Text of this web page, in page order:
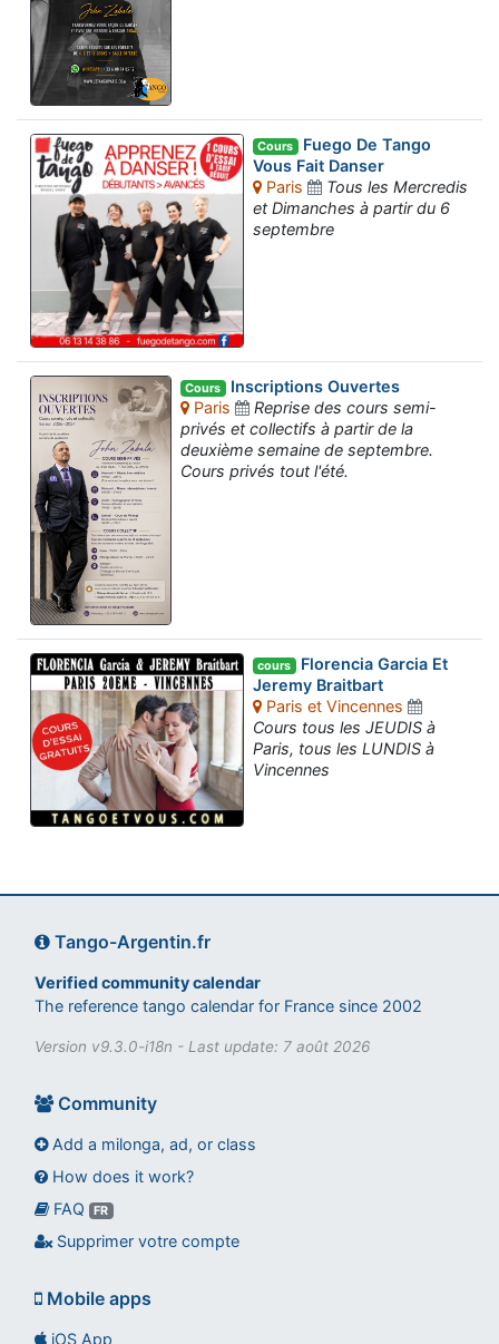
Cours Fuego De Tango
Vous Fait Danser
Paris
Tous les Mercredis
et Dimanches à partir du 6
septembre
Cours Inscriptions Ouvertes
Paris
Reprise des cours semi-
privés et collectifs à partir de la
deuxième semaine de septembre.
Cours privés tout l'été.
cours Florencia Garcia Et
Jeremy Braitbart
Paris et Vincennes
Cours tous les JEUDIS à
Paris, tous les LUNDIS à
Vincennes
Tango-Argentin.fr
Verified community calendar
The reference tango calendar for France since 2002
Version v9.3.0-i18n - Last update: 7 août 2026
Community
Add a milonga, ad, or class
How does it work?
FAQ
FR
Supprimer votre compte
Mobile apps
iOS App
Assistant tango-argentin.fr
Questions sur les milongas, cours et stages